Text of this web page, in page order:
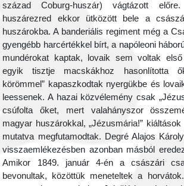
század Coburg-huszár) vágtázott
huszárezred ekkor ütközött bele a
huszárokba. A banderiális regiment még a
gyengébb harcértékkel bírt, a napóleoni
mundérokat kaptak, lovaik sem voltak
egyik tisztje macskákhoz hasonlította
körömmel” kapaszkodtak nyergükbe és
leessenek. A hazai közvélemény csak
csúfolta őket, mert valahányszor
magyar huszárokkal, „Jézusmária!”
mutatva megfutamodtak. Degré Alajos
visszaemlékezésben azonban másból
Amikor 1849. január 4-én a császári
bevonultak, közöttük meneteltek a